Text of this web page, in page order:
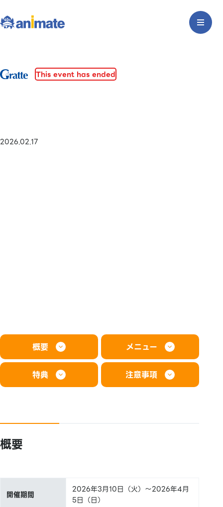
This event has ended
2026.02.17
概要 メニュー
特典 注意事項
概要
開催期間
2026年3月10日（火）～2026年4月
5日（日）